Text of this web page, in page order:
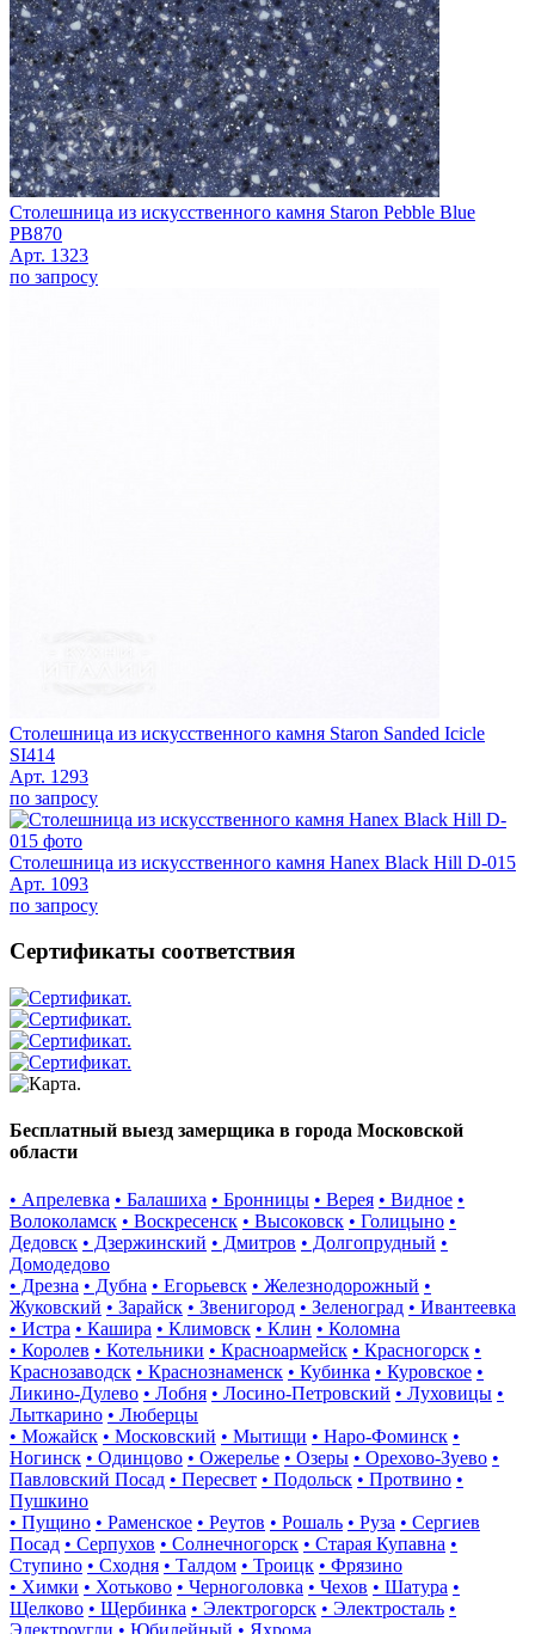
Столешница из искусственного камня Staron Pebble Blue
PB870
Арт. 1323
по запросу
Столешница из искусственного камня Staron Sanded Icicle
SI414
Арт. 1293
по запросу
Столешница из искусственного камня Hanex Black Hill D-015
Арт. 1093
по запросу
Сертификаты соответствия
Бесплатный выезд замерщика в города Московской
области
• Апрелевка • Балашиха • Бронницы • Верея • Видное •
Волоколамск • Воскресенск • Высоковск • Голицыно •
Дедовск • Дзержинский • Дмитров • Долгопрудный •
Домодедово
• Дрезна • Дубна • Егорьевск • Железнодорожный •
Жуковский • Зарайск • Звенигород • Зеленоград • Ивантеевка
• Истра • Кашира • Климовск • Клин • Коломна
• Королев • Котельники • Красноармейск • Красногорск •
Краснозаводск • Краснознаменск • Кубинка • Куровское •
Ликино-Дулево • Лобня • Лосино-Петровский • Луховицы •
Лыткарино • Люберцы
• Можайск • Московский • Мытищи • Наро-Фоминск •
Ногинск • Одинцово • Ожерелье • Озеры • Орехово-Зуево •
Павловский Посад • Пересвет • Подольск • Протвино •
Пушкино
• Пущино • Раменское • Реутов • Рошаль • Руза • Сергиев
Посад • Серпухов • Солнечногорск • Старая Купавна •
Ступино • Сходня • Талдом • Троицк • Фрязино
• Химки • Хотьково • Черноголовка • Чехов • Шатура •
Щелково • Щербинка • Электрогорск • Электросталь •
Электроугли • Юбилейный • Яхрома